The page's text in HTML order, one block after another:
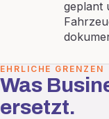
geplant
EHRLICHE GRENZEN
Was
ersetzt.